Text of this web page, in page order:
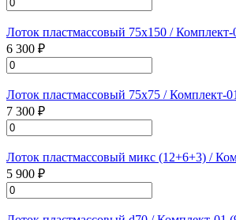
Лоток пластмассовый 75х150 /
6 300 ₽
Лоток пластмассовый 75х75 / Комплект-
7 300 ₽
Лоток пластмассовый микс (12+6+3) /
5 900 ₽